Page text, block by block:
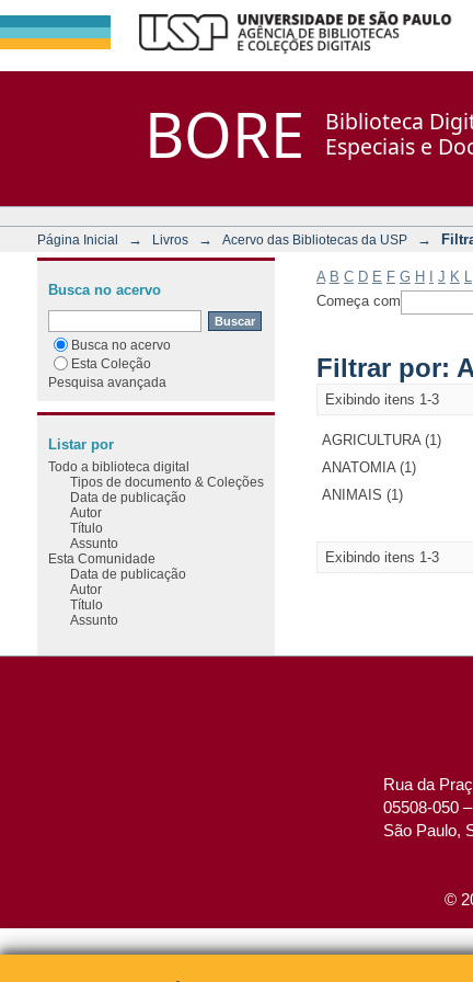
BORE
Biblioteca
Especiais e
Página Inicial → Livros → Acervo das Bibliotecas da USP →
A B C D E F G H J K
Começa com
Filtrar por:
Exibindo itens 1-3
AGRICULTURA (1)
ANATOMIA (1)
ANIMAIS (1)
Exibindo itens 1-3
Busca no acervo
Busca no acervo
Esta Coleção
Pesquisa avançada
Listar por
Todo a biblioteca digital
Tipos de documento & Coleções
Data de publicação
Autor
Título
Assunto
Esta Comunidade
Data de publicação
Autor
Título
Assunto
Rua da
05508-050
São Paulo,
©